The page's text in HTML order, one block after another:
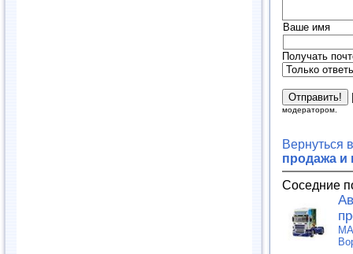
Ваше имя
Получать
модератором.
Вернуться
продажа и
Соседние